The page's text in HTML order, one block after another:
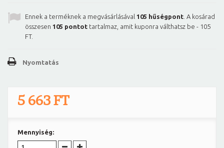
Ennek a terméknek a megvásárlásával 105 hűségpont . A kosárad
összesen 105 pontot tartalmaz, amit kuponra válthatsz be - 105
FT.
Nyomtatás
5 663 FT
Mennyiség: